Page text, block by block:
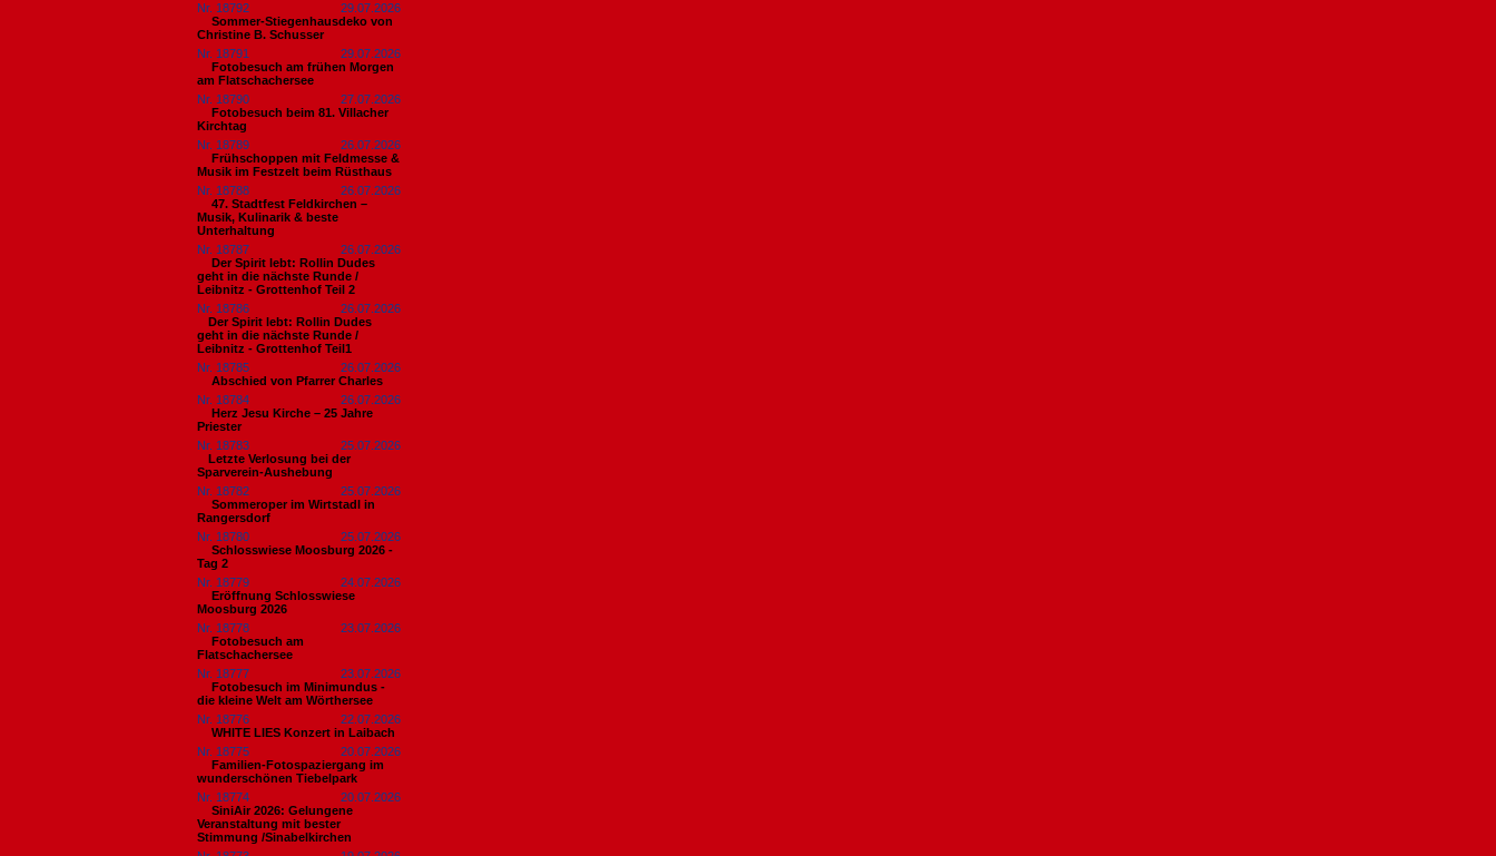
Nr. 18792
29.07.2026
Sommer-Stiegenhausdeko von
Christine B. Schusser
Nr. 18791
29.07.2026
Fotobesuch am frühen Morgen
am Flatschachersee
Nr. 18790
27.07.2026
Fotobesuch beim 81. Villacher
Kirchtag
Nr. 18789
26.07.2026
Frühschoppen mit Feldmesse &
Musik im Festzelt beim Rüsthaus
Nr. 18788
26.07.2026
47. Stadtfest Feldkirchen –
Musik, Kulinarik & beste
Unterhaltung
Nr. 18787
26.07.2026
Der Spirit lebt: Rollin Dudes
geht in die nächste Runde /
Leibnitz - Grottenhof Teil 2
Nr. 18786
26.07.2026
​Der Spirit lebt: Rollin Dudes
geht in die nächste Runde /
Leibnitz - Grottenhof Teil1
Nr. 18785
26.07.2026
Abschied von Pfarrer Charles
Nr. 18784
26.07.2026
Herz Jesu Kirche – 25 Jahre
Priester
Nr. 18783
25.07.2026
​Letzte Verlosung bei der
Sparverein-Aushebung
Nr. 18782
25.07.2026
Sommeroper im Wirtstadl in
Rangersdorf
Nr. 18780
25.07.2026
Schlosswiese Moosburg 2026 -
Tag 2
Nr. 18779
24.07.2026
Eröffnung Schlosswiese
Moosburg 2026
Nr. 18778
23.07.2026
Fotobesuch am
Flatschachersee
Nr. 18777
23.07.2026
Fotobesuch im Minimundus -
die kleine Welt am Wörthersee
Nr. 18776
22.07.2026
WHITE LIES Konzert in Laibach
Nr. 18775
20.07.2026
Familien-Fotospaziergang im
wunderschönen Tiebelpark
Nr. 18774
20.07.2026
SiniAir 2026: Gelungene
Veranstaltung mit bester
Stimmung /Sinabelkirchen